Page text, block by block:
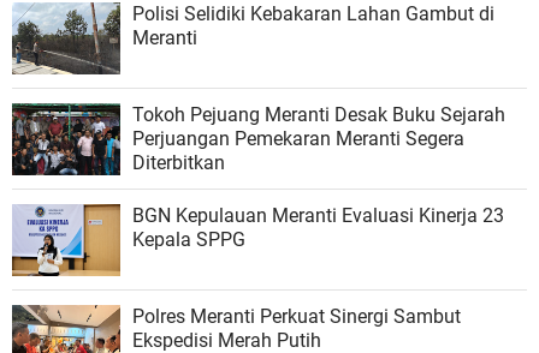
Polisi Selidiki Kebakaran Lahan Gambut di
Meranti
Tokoh Pejuang Meranti Desak Buku Sejarah
Perjuangan Pemekaran Meranti Segera
Diterbitkan
BGN Kepulauan Meranti Evaluasi Kinerja 23
Kepala SPPG
Polres Meranti Perkuat Sinergi Sambut
Ekspedisi Merah Putih